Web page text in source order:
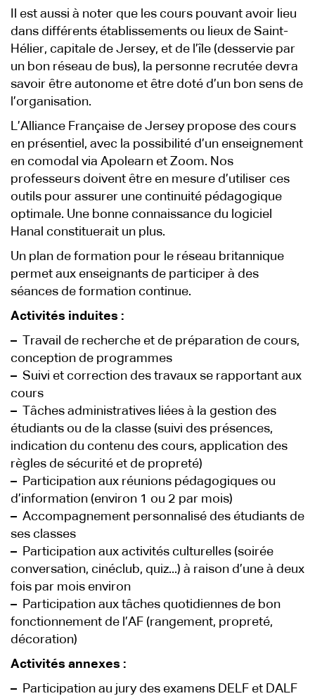
Il est aussi à noter que les cours pouvant avoir lieu
dans différents établissements ou lieux de Saint-
Hélier, capitale de Jersey, et de l’île (desservie par
un bon réseau de bus), la personne recrutée devra
savoir être autonome et être doté d’un bon sens de
l’organisation.
L’Alliance Française de Jersey propose des cours
en présentiel, avec la possibilité d’un enseignement
en comodal via Apolearn et Zoom. Nos
professeurs doivent être en mesure d’utiliser ces
outils pour assurer une continuité pédagogique
optimale. Une bonne connaissance du logiciel
Hanal constituerait un plus.
Un plan de formation pour le réseau britannique
permet aux enseignants de participer à des
séances de formation continue.
Activités induites :
– Travail de recherche et de préparation de cours,
conception de programmes
– Suivi et correction des travaux se rapportant aux
cours
– Tâches administratives liées à la gestion des
étudiants ou de la classe (suivi des présences,
indication du contenu des cours, application des
règles de sécurité et de propreté)
– Participation aux réunions pédagogiques ou
d’information (environ 1 ou 2 par mois)
– Accompagnement personnalisé des étudiants de
ses classes
– Participation aux activités culturelles (soirée
conversation, cinéclub, quiz...) à raison d’une à deux
fois par mois environ
– Participation aux tâches quotidiennes de bon
fonctionnement de l’AF (rangement, propreté,
décoration)
Activités annexes :
– Participation au jury des examens DELF et DALF